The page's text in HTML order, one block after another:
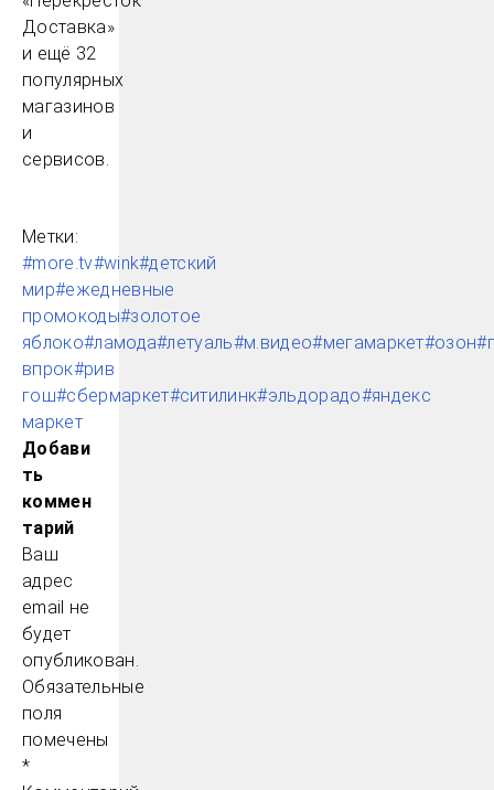
Доставка»
и ещё 32
популярных
магазинов
и
сервисов.
Метки:
#more.tv#wink#детский
мир#ежедневные
промокоды#золотое
яблоко#ламода#летуаль#м.видео#мегамаркет#озон
впрок#рив
гош#сбермаркет#ситилинк#эльдорадо#яндекс
маркет
Добави
ть
коммен
тарий
Ваш
адрес
email не
будет
опубликован.
Обязательные
поля
помечены
*